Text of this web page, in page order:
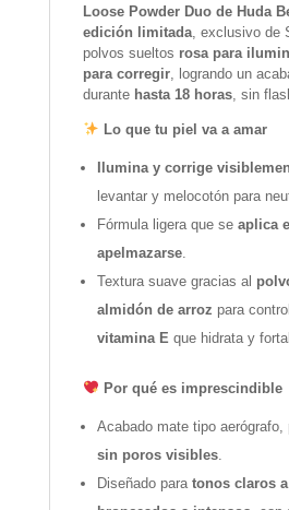
Loose Powder Duo de Huda
edición limitada, exclusivo de
polvos sueltos rosa para
para corregir, logrando un
durante hasta 18 horas, sin
Lo que tu piel va a amar
Ilumina y corrige
levantar y melocotón para
Fórmula ligera que se aplica
apelmazarse.
Textura suave gracias al
almidón de arroz para
vitamina E que hidrata y
Por qué es imprescindible
Acabado mate tipo aerógrafo,
sin poros visibles.
Diseñado para tonos claros